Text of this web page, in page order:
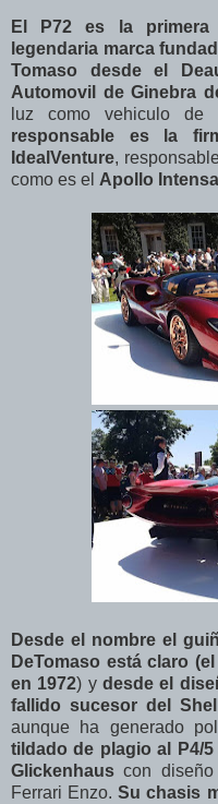
El P72 es la
legendaria marca
Tomaso desde el
Automovil de Ginebra
luz como vehiculo de
responsable es la
IdealVenture,
como es el Apollo
Desde el nombre el
DeTomaso está claro
en 1972) ydesde el
fallido sucesor del
aunque ha generado
tildado de plagio al P4/
Glickenhaus con
Ferrari Enzo.Su chasis